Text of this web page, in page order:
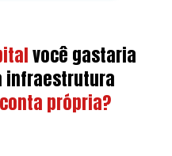
você gastaria
infraestrutura
própria?